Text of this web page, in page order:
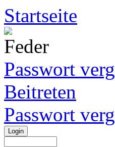
Startseite
Passwort
Beitreten
Passwort